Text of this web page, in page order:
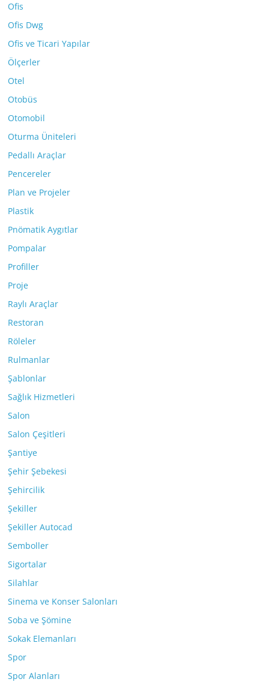
Ofis
Ofis Dwg
Ofis ve Ticari Yapılar
Ölçerler
Otel
Otobüs
Otomobil
Oturma Üniteleri
Pedallı Araçlar
Pencereler
Plan ve Projeler
Plastik
Pnömatik Aygıtlar
Pompalar
Profiller
Proje
Raylı Araçlar
Restoran
Röleler
Rulmanlar
Şablonlar
Sağlık Hizmetleri
Salon
Salon Çeşitleri
Şantiye
Şehir Şebekesi
Şehircilik
Şekiller
Şekiller Autocad
Semboller
Sigortalar
Silahlar
Sinema ve Konser Salonları
Soba ve Şömine
Sokak Elemanları
Spor
Spor Alanları